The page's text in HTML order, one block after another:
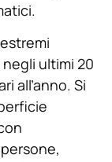
ultimi 20
all’anno. Si